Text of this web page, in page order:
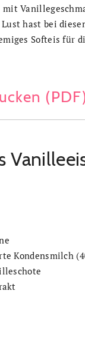
hast bei
Softeis für
Kondensmilch